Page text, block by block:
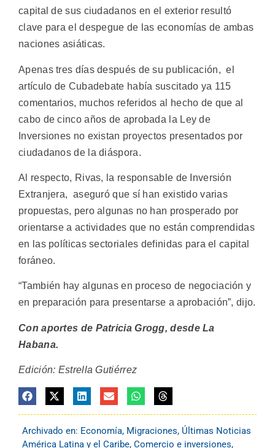
capital de sus ciudadanos en el exterior resultó
clave para el despegue de las economías de ambas
naciones asiáticas.
Apenas tres días después de su publicación, el
artículo de Cubadebate había suscitado ya 115
comentarios, muchos referidos al hecho de que al
cabo de cinco años de aprobada la Ley de
Inversiones no existan proyectos presentados por
ciudadanos de la diáspora.
Al respecto, Rivas, la responsable de Inversión
Extranjera, aseguró que sí han existido varias
propuestas, pero algunas no han prosperado por
orientarse a actividades que no están comprendidas
en las políticas sectoriales definidas para el capital
foráneo.
“También hay algunas en proceso de negociación y
en preparación para presentarse a aprobación”, dijo.
Con aportes de Patricia Grogg, desde La
Habana.
Edición: Estrella Gutiérrez
Archivado en: Economía, Migraciones, Últimas Noticias
América Latina y el Caribe, Comercio e inversiones,